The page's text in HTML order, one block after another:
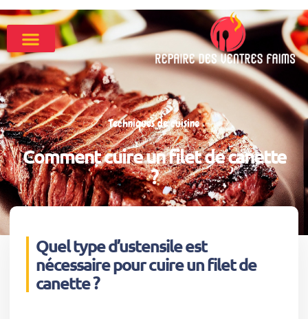
Techniques de cuisine
Comment cuire un filet de canette
?
Quel type d’ustensile est
nécessaire pour cuire un filet de
canette ?